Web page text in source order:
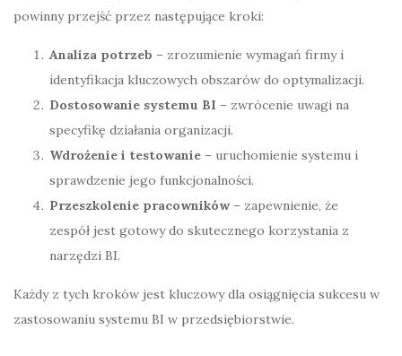
powinny przejść przez następujące kroki:
Analiza potrzeb – zrozumienie wymagań firmy i
identyfikacja kluczowych obszarów do optymalizacji.
Dostosowanie systemu BI – zwrócenie uwagi na
specyfikę działania organizacji.
Wdrożenie i testowanie – uruchomienie systemu i
sprawdzenie jego funkcjonalności.
Przeszkolenie pracowników – zapewnienie, że
zespół jest gotowy do skutecznego korzystania z
narzędzi BI.
Każdy z tych kroków jest kluczowy dla osiągnięcia sukcesu w
zastosowaniu systemu BI w przedsiębiorstwie.